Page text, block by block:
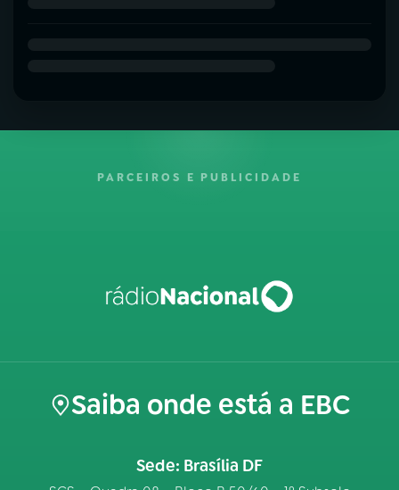
PARCEIROS E PUBLICIDADE
Saiba onde está a EBC
Sede: Brasília DF